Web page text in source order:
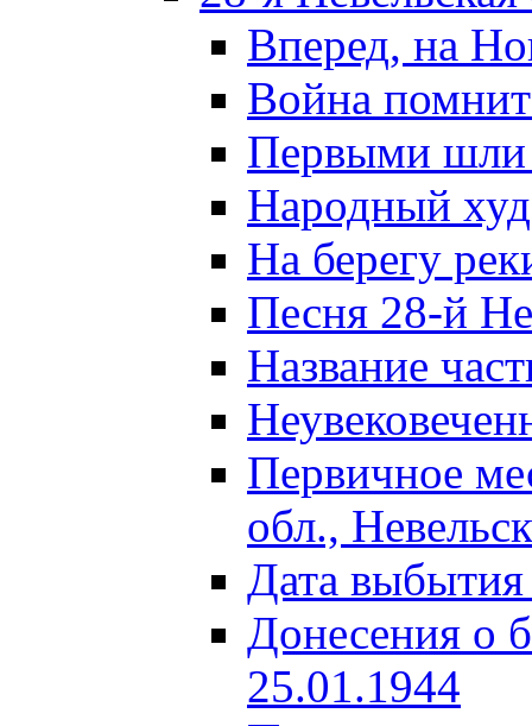
Вперед, на
Война
Первыми шли
Народный
На берегу
Песня 28-й
Название
Первичное
обл.,
Дата
Донесения о
25.01.1944